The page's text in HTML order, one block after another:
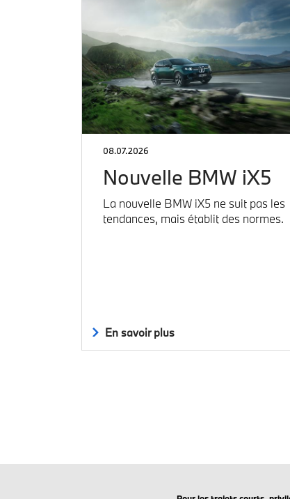
08.07.2026
Nouvelle BMW iX5
La nouvelle BMW iX5 ne suit pas les
tendances, mais établit des normes.
En savoir plus